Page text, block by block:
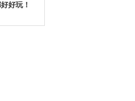
好玩！